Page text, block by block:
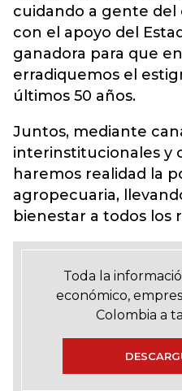
cuidando a gente del
con el apoyo del
ganadora para que
erradiquemos el
últimos 50 años.
Juntos, mediante
interinstitucionales y
haremos realidad la
agropecuaria,
bienestar a todos los
Toda la
económico,
Colombia a